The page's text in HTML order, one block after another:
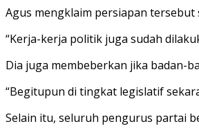
Agus mengklaim persiapan tersebut
“Kerja-kerja politik juga sudah
Dia juga membeberkan jika badan-
“Begitupun di tingkat legislatif
Selain itu, seluruh pengurus partai